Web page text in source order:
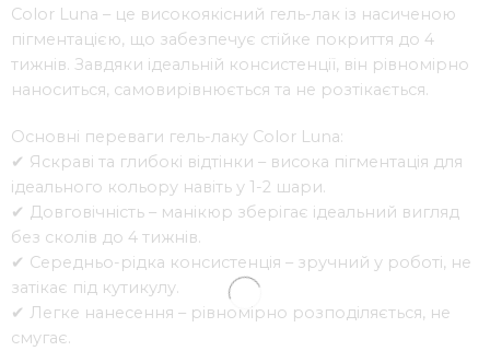
Color Luna – це високоякісний гель-лак із насиченою
пігментацією, що забезпечує стійке покриття до 4
тижнів. Завдяки ідеальній консистенції, він рівномірно
наноситься, самовирівнюється та не розтікається.
Основні переваги гель-лаку Color Luna:
✔ Яскраві та глибокі відтінки – висока пігментація для
ідеального кольору навіть у 1-2 шари.
✔ Довговічність – манікюр зберігає ідеальний вигляд
без сколів до 4 тижнів.
✔ Середньо-рідка консистенція – зручний у роботі, не
затікає під кутикулу.
✔ Легке нанесення – рівномірно розподіляється, не
смугає.